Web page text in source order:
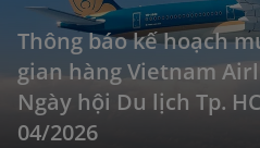
Thông báo kế hoạch
gian hàng Vietnam
Ngày hội Du lịch Tp.
04/2026